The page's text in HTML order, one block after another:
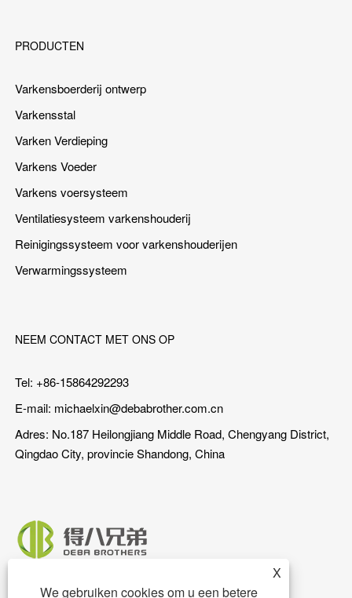
PRODUCTEN
Varkensboerderij ontwerp
Varkensstal
Varken Verdieping
Varkens Voeder
Varkens voersysteem
Ventilatiesysteem varkenshouderij
Reinigingssysteem voor varkenshouderijen
Verwarmingssysteem
NEEM CONTACT MET ONS OP
Tel: +86-15864292293
E-mail: michaelxin@debabrother.com.cn
Adres: No.187 Heilongjiang Middle Road, Chengyang District,
Qingdao City, provincie Shandong, China
X
We gebruiken cookies om u een betere